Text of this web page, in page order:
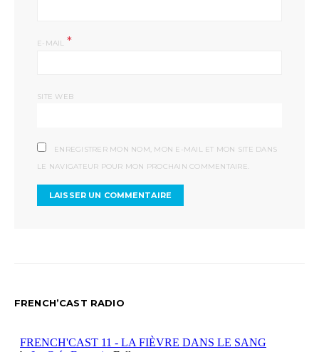
E-MAIL *
SITE WEB
ENREGISTRER MON NOM, MON E-MAIL ET MON SITE DANS
LE NAVIGATEUR POUR MON PROCHAIN COMMENTAIRE.
FRENCH’CAST RADIO